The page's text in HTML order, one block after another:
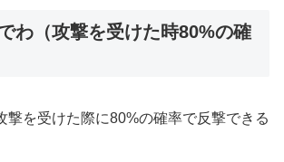
わ（攻撃を受けた時80%の確
撃を受けた際に80%の確率で反撃できる